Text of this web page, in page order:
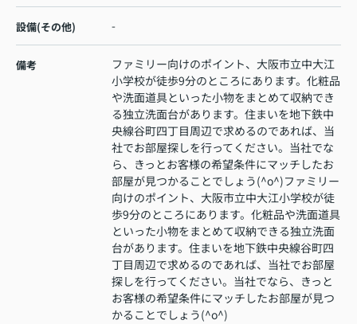
設備(その他) -
備考
ファミリー向けのポイント、大阪市立中大江
小学校が徒歩9分のところにあります。化粧品
や洗面道具といった小物をまとめて収納でき
る独立洗面台があります。住まいを地下鉄中
央線谷町四丁目周辺で求めるのであれば、当
社でお部屋探しを行ってください。当社でな
ら、きっとお客様の希望条件にマッチしたお
部屋が見つかることでしょう(^o^)ファミリー
向けのポイント、大阪市立中大江小学校が徒
歩9分のところにあります。化粧品や洗面道具
といった小物をまとめて収納できる独立洗面
台があります。住まいを地下鉄中央線谷町四
丁目周辺で求めるのであれば、当社でお部屋
探しを行ってください。当社でなら、きっと
お客様の希望条件にマッチしたお部屋が見つ
かることでしょう(^o^)